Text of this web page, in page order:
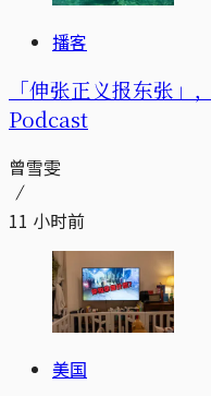
播客
「伸张正义报东张」
Podcast
曾雪雯
11 小时前
美国